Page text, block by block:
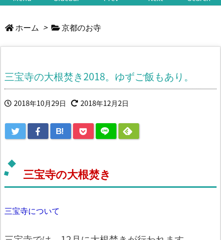
ホーム > 京都のお寺
三宝寺の大根焚き2018。ゆずご飯もあり。
2018年10月29日 2018年12月2日
B!
三宝寺の大根焚き
三宝寺について